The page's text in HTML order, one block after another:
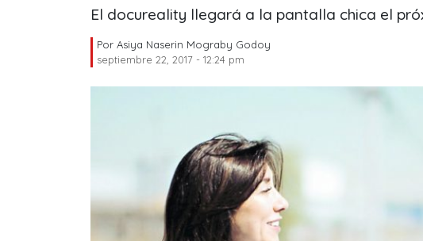
El docureality llegará a la pantalla chica el
Por Asiya Naserin Mograby Godoy
septiembre 22, 2017 - 12:24 pm